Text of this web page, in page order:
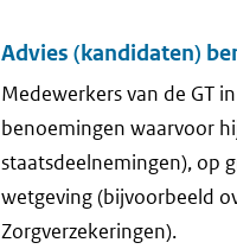
Advies (kandidaten)
Medewerkers van de GT
benoemingen waarvoor
staatsdeelnemingen), op
wetgeving (bijvoorbeeld
Zorgverzekeringen).